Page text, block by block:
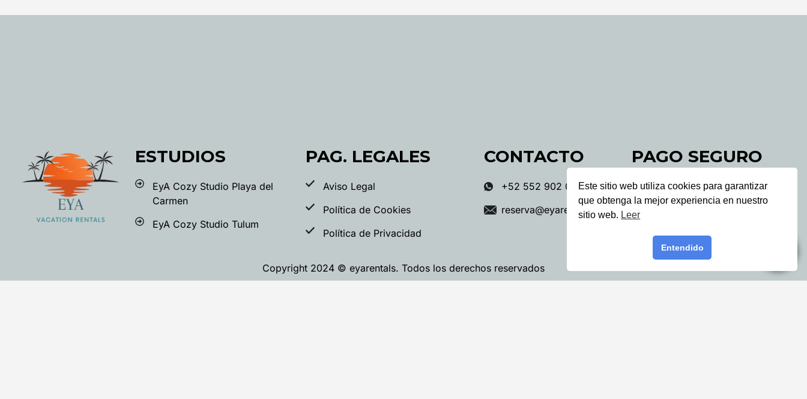
ESTUDIOS
EyA Cozy Studio Playa del
Carmen
EyA Cozy Studio Tulum
PAG. LEGALES
Aviso Legal
Política de Cookies
Política de Privacidad
CONTACTO
+52 552 902 0313
reserva@eyarentals.com
PAGO SEGURO
PayPal
Copyright 2024 © eyarentals. Todos los derechos reservados
Este sitio web utiliza cookies para garantizar
que obtenga la mejor experiencia en nuestro
sitio web. Leer
Entendido